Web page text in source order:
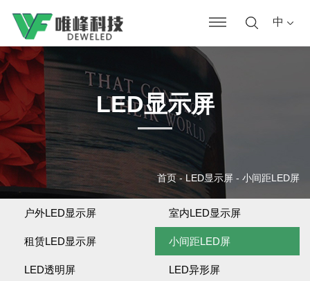
中
LED显示屏
首页 -LED显示屏 - 小间距LED屏
户外LED显示屏 室内LED显示屏
租赁LED显示屏 小间距LED屏
LED透明屏 LED异形屏